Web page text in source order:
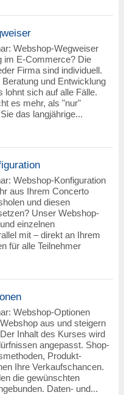
Webshop-Wegweiser
im E-Commerce? Die
Firma sind individuell.
und Entwicklung
lohnt sich auf alle Fälle.
es mehr, als "nur"
das langjährige...
Webshop-Konfiguration
aus Ihrem Concerto
und diesen
Unser Webshop-
einzelnen
mit – direkt an Ihrem
für alle Teilnehmer
Webshop-Optionen
aus und steigern
Inhalt des Kurses wird
angepasst. Shop-
Produkt-
Ihre Verkaufschancen.
die gewünschten
Daten- und...